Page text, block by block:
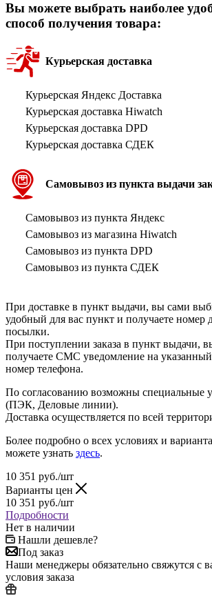
Вы можете выбрать наиболее
способ получения товара:
Курьерская доставка
Курьерская Яндекс Доставка
Курьерская доставка Hiwatch
Курьерская доставка DPD
Курьерская доставка СДЕК
Самовывоз из пункта выдачи
Самовывоз из пункта Яндекс
Самовывоз из магазина Hiwatch
Самовывоз из пункта DPD
Самовывоз из пункта СДЕК
При доставке в пункт выдачи, вы сами
удобный для вас пункт и получаете номер
посылки.
При поступлении заказа в пункт выдачи,
получаете СМС уведомление на
номер телефона.
По согласованию возможны специальные
(ПЭК, Деловые линии).
Доставка осуществляется по всей
Более подробно о всех условиях и
можете узнать здесь.
10 351 руб./шт
Варианты цен
10 351 руб./шт
Подробности
Нет в наличии
Нашли дешевле?
Под заказ
Наши менеджеры обязательно свяжутся с
условия заказа